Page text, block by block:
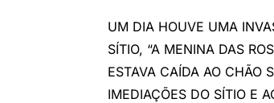
UM DIA HOUVE UMA
SÍTIO, “A MENINA DAS
ESTAVA CAÍDA AO CHÃO
IMEDIAÇÕES DO SÍTIO E